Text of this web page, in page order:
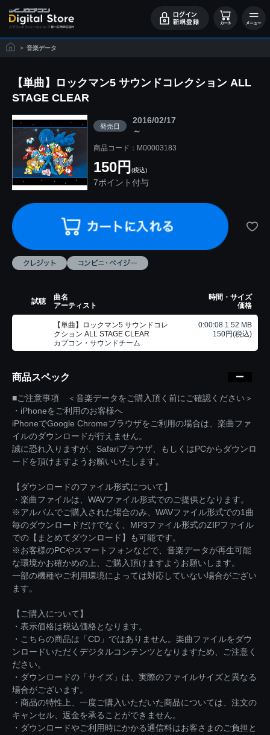
> 音楽データ
【単曲】ロックマン5 サウンドコレクション ALL
STAGE CLEAR
発売日
2016/02/17
～
商品コード：M00003183
150円 (税込)
7ポイント付与
試聴
曲名
アーティスト
時間・サイズ
価格
【単曲】ロックマン5 サウンドコレ
クション ALL STAGE CLEAR
カプコン・サウンドチーム
0:00:08 1.52 MB
150円(税込)
商品スペック
■ご注意事項 ＜音楽データをご購入頂く前にご確認ください＞
・iPhoneをご利用のお客様へ
iPhoneでGoogle Chromeブラウザをご利用の場合は、楽曲ファ
イルのダウンロードが行えません。
誠に恐れ入りますが、Safariブラウザ、もしくはPCからダウンロ
ードを頂けますようお願いいたします。
【ダウンロードのファイル形式について】
・楽曲ファイルは、WAVファイル形式でのご提供となります。
※アルバムでご購入された場合のみ、WAVファイル形式での1曲
毎のダウンロードだけでなく、MP3ファイル形式のZIPファイル
での【まとめてダウンロード】も可能です。
※お客様のPCやスマートフォンなどで、音楽データが再生可能
な環境かお確かめの上、ご購入頂けますようお願いします。
一部の機種やご利用環境によっては対応していない場合がござい
ます。
【ご購入について】
・表示価格は税込価格となります。
・こちらの商品は「CD」ではありません。楽曲ファイルをダウ
ンロードいただくデジタルコンテンツとなりますため、ご注意く
ださい。
・ダウンロードの「サイズ」は、実際のファイルサイズと異なる
場合がございます。
・商品の特性上、一度ご購入いただいた商品については、注文の
キャンセル、返金を承ることができません。
・ダウンロードやご利用時にかかる通信料はお客さまのご負担と